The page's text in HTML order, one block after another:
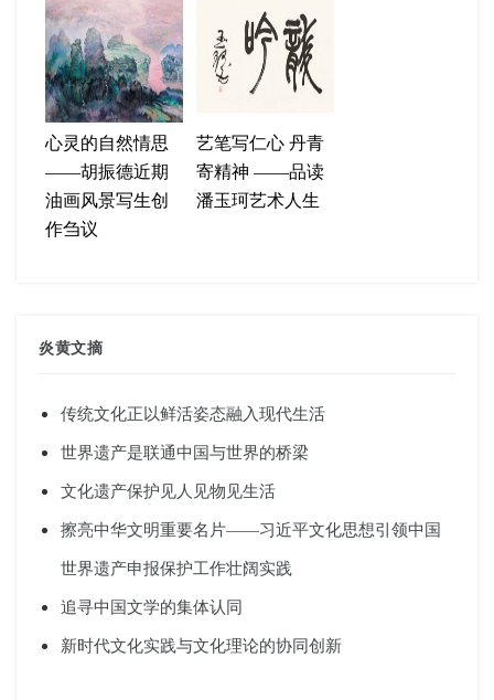
心灵的自然情思
——胡振德近期
油画风景写生创
作刍议
艺笔写仁心 丹青
寄精神 ——品读
潘玉珂艺术人生
炎黄文摘
传统文化正以鲜活姿态融入现代生活
世界遗产是联通中国与世界的桥梁
文化遗产保护见人见物见生活
擦亮中华文明重要名片——习近平文化思想引领中国
世界遗产申报保护工作壮阔实践
追寻中国文学的集体认同
新时代文化实践与文化理论的协同创新